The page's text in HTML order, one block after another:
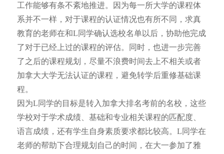
工作能够有条不紊地推进。因为每一所大学的课程体
系并不一样，对于课程的认证情况也有所不同，求真
教育的老师在和L同学确认选校名单以后，协助他完成
了对于已经上过的课程的评估。同时，也进一步完善
了之后的课程规划，尽量不浪费时间去上不相关或者
加拿大大学无法认证的课程，避免转学后重修基础课
程。
因为L同学的目标是转入加拿大排名考前的名校，这些
学校对于学术成绩、基础和专业相关课程的匹配度、
语言成绩，还有学生自身素质要求都比较高。L同学在
老师的帮助下合理规划自己的时间，在大一参加了雅